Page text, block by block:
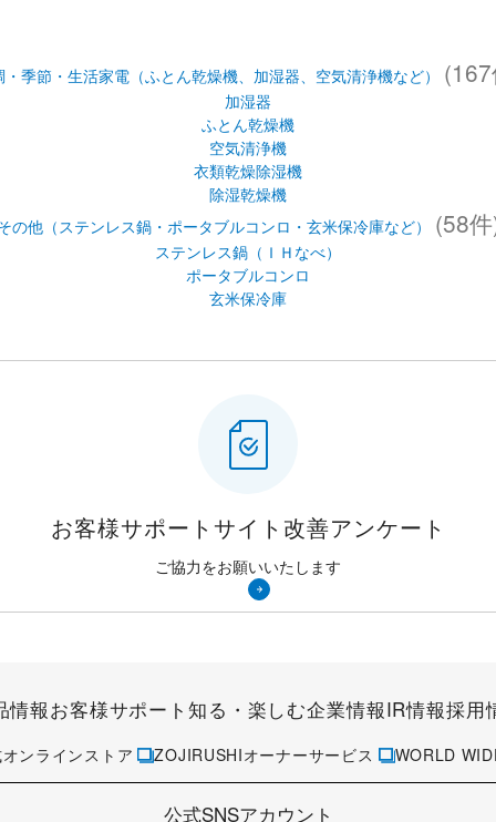
・季節・生活家電（ふとん乾燥機、加湿器、空気清浄機など）
加湿器
ふとん乾燥機
空気清浄機
衣類乾燥除湿機
除湿乾燥機
の他（ステンレス鍋・ポータブルコンロ・玄米保冷庫など）
(58
ステンレス鍋（ＩＨなべ）
ポータブルコンロ
玄米保冷庫
お客様サポートサイト 改善アンケート
ご協力をお願いいたします
情報お客様サポート知る・楽しむ企業情報IR情報採用
ンラインストア ZOJIRUSHIオーナーサービス WORLD
公式SNSアカウント